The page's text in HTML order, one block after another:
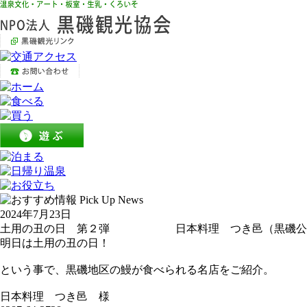
2024年7月23日
土用の丑の日 第２弾 日本料理 つき邑（黒磯公
明日は土用の丑の日！
という事で、黒磯地区の鰻が食べられる名店をご紹介。
日本料理 つき邑 様